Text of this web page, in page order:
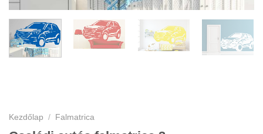
Kezdőlap / Falmatrica